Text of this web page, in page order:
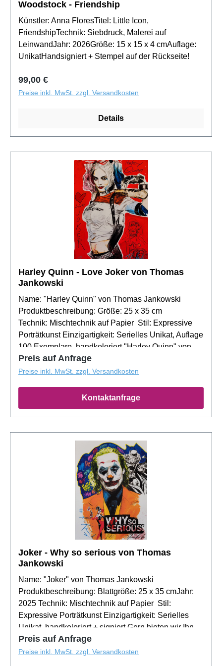
Woodstock - Friendship
Künstler: Anna FloresTitel: Little Icon,
FriendshipTechnik: Siebdruck, Malerei auf
LeinwandJahr: 2026Größe: 15 x 15 x 4 cmAuflage:
UnikatHandsigniert + Stempel auf der Rückseite!
Regulärer Preis:
99,00 €
Preise inkl. MwSt. zzgl. Versandkosten
Details
Harley Quinn - Love Joker von Thomas
Jankowski
Name: "Harley Quinn" von Thomas Jankowski
Produktbeschreibung: Größe: 25 x 35 cm
Technik: Mischtechnik auf Papier Stil: Expressive
Porträtkunst Einzigartigkeit: Serielles Unikat, Auflage
100 Exemplare, handkoloriert "Harley Quinn" von
Thomas Jankowski, alias "Espressionisti", fängt die
unverkennbare Aura von Harley Quinn ein. Dieses
Verwendung von Tusche, Ölkreiden, Acryl eine tiefe
und dynamische Textur erhält, ist ein echtes
Sammlerstück. Jedes Kunstwerk ist signiert und
Einzigartigkeit garantiert. Über den Künstler:
Thomas Jankowski, bekannt für seine kraftvolle
Ausdrucksweise und Detailgenauigkeit, schafft
Werke, die die Persönlichkeit und den Geist
ikonischer Figuren verkörpern. Seine Kunstwerke
sind eine Investition in die Faszination und
Anerkennung der Kunstgeschichte.
Preis auf Anfrage
Preise inkl. MwSt. zzgl. Versandkosten
Kontaktanfrage
Joker - Why so serious von Thomas
Jankowski
Name: "Joker" von Thomas Jankowski
Produktbeschreibung: Blattgröße: 25 x 35 cmJahr:
2025 Technik: Mischtechnik auf Papier Stil:
Expressive Porträtkunst Einzigartigkeit: Serielles
Unikat, handkoloriert + signiert Gern bieten wir Ihnen
das Blatt auch mit Rahmen an, schicken Sie uns
eine kurze Mail oder rufen Sie uns an!"Joker" von
Preis auf Anfrage
Preise inkl. MwSt. zzgl. Versandkosten